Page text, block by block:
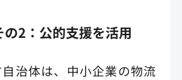
2：公的支援を活用
治体は、中小企業の物流